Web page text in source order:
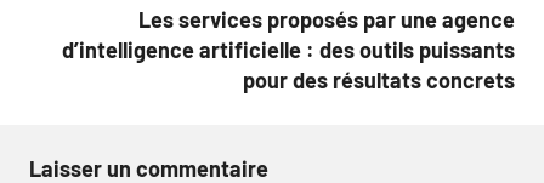
Les services proposés par une agence
d’intelligence artificielle : des outils puissants
pour des résultats concrets
Laisser un commentaire